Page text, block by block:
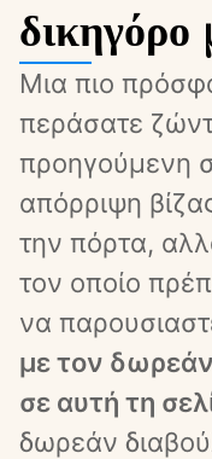
δικηγόρο
Μια πιο
περάσατε
προηγούμενη
απόρριψη
την πόρτα,
τον οποίο
να
με τον δωρεάν
σε αυτή τη
δωρεάν